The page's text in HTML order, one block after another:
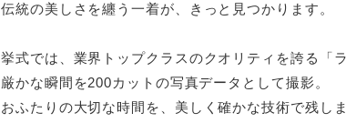
伝統の美しさを纏う一着が、きっと見つかります。
挙式では、業界トップクラスのクオリティを誇る「
厳かな瞬間を200カットの写真データとして撮影。
おふたりの大切な時間を、美しく確かな技術で残しま